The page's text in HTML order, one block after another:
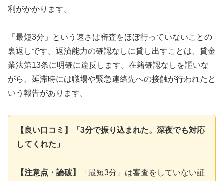
利がかかります。
「最短3分」という速さは審査をほぼ行っていないことの
裏返しです。返済能力の確認なしに貸し出すことは、貸金
業法第13条に明確に違反します。在籍確認なしを謳いな
がら、延滞時には職場や緊急連絡先への接触が行われたと
いう報告があります。
【良い口コミ】「3分で振り込まれた。深夜でも対応
してくれた」
【注意点・論破】
「最短3分」は審査をしていない証